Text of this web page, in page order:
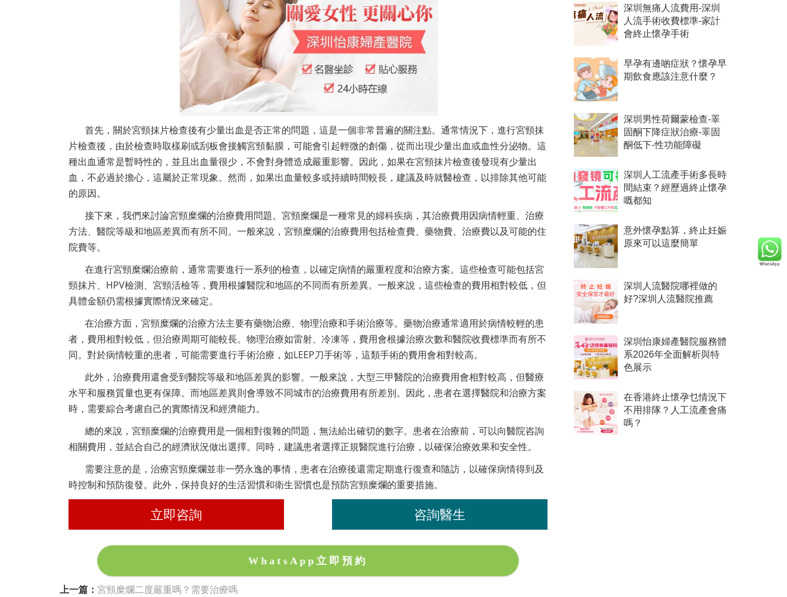
首先，關於宮頸抹片檢查後有少量出血是否正常的問題，這是一個非常普遍的關注點。通常情況下，進行宮頸抹
片檢查後，由於檢查時取樣刷或刮板會接觸宮頸黏膜，可能會引起輕微的創傷，從而出現少量出血或血性分泌物。這
種出血通常是暫時性的，並且出血量很少，不會對身體造成嚴重影響。因此，如果在宮頸抹片檢查後發現有少量出
血，不必過於擔心，這屬於正常現象。然而，如果出血量較多或持續時間較長，建議及時就醫檢查，以排除其他可能
的原因。
接下來，我們來討論宮頸糜爛的治療費用問題。宮頸糜爛是一種常見的婦科疾病，其治療費用因病情輕重、治療
方法、醫院等級和地區差異而有所不同。一般來說，宮頸糜爛的治療費用包括檢查費、藥物費、治療費以及可能的住
院費等。
在進行宮頸糜爛治療前，通常需要進行一系列的檢查，以確定病情的嚴重程度和治療方案。這些檢查可能包括宮
頸抹片、HPV檢測、宮頸活檢等，費用根據醫院和地區的不同而有所差異。一般來說，這些檢查的費用相對較低，但
具體金額仍需根據實際情況來確定。
在治療方面，宮頸糜爛的治療方法主要有藥物治療、物理治療和手術治療等。藥物治療通常適用於病情較輕的患
者，費用相對較低，但治療周期可能較長。物理治療如雷射、冷凍等，費用會根據治療次數和醫院收費標準而有所不
同。對於病情較重的患者，可能需要進行手術治療，如LEEP刀手術等，這類手術的費用會相對較高。
此外，治療費用還會受到醫院等級和地區差異的影響。一般來說，大型三甲醫院的治療費用會相對較高，但醫療
水平和服務質量也更有保障。而地區差異則會導致不同城市的治療費用有所差別。因此，患者在選擇醫院和治療方案
時，需要綜合考慮自己的實際情況和經濟能力。
總的來說，宮頸糜爛的治療費用是一個相對復雜的問題，無法給出確切的數字。患者在治療前，可以向醫院咨詢
相關費用，並結合自己的經濟狀況做出選擇。同時，建議患者選擇正規醫院進行治療，以確保治療效果和安全性。
需要注意的是，治療宮頸糜爛並非一勞永逸的事情，患者在治療後還需定期進行復查和隨訪，以確保病情得到及
時控制和預防復發。此外，保持良好的生活習慣和衛生習慣也是預防宮頸糜爛的重要措施。
立即咨詢 咨詢醫生
WhatsApp立即預約
上一篇： 宮頸糜爛二度嚴重嗎？需要治療嗎
深圳無痛人流費用-深圳
人流手術收費標準-家計
會終止懷孕手術
早孕有邊啲症狀？懷孕早
期飲食應該注意什麼？
深圳男性荷爾蒙檢查-睪
固酮下降症狀治療-睪固
酮低下-性功能障礙
深圳人工流產手術多長時
間結束？經歷過終止懷孕
嘅都知
意外懷孕點算，終止妊娠
原來可以這麼簡單
深圳人流醫院哪裡做的
好?深圳人流醫院推薦
深圳怡康婦產醫院服務體
系2026年全面解析與特
色展示
在香港終止懷孕乜情況下
不用排隊？人工流產會痛
嗎？